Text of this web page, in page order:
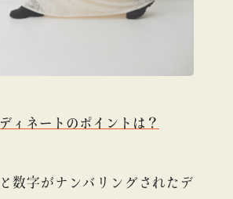
ィネートのポイントは？
数字がナンバリングされたデ